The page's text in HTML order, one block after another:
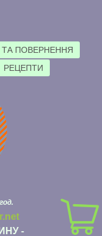
ТА ПОВЕРНЕННЯ
РЕЦЕПТИ
-